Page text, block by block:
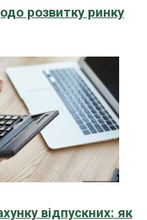
розвитку ринку
відпускних: як